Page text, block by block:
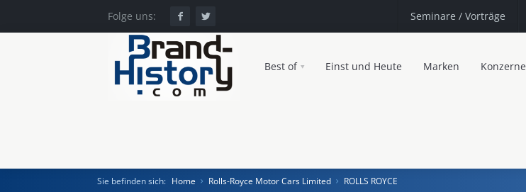
Folge uns: Seminare / Vorträge
Best of Einst und Heute Marken Konzerne
Sie befinden sich: Home Rolls-Royce Motor Cars Limited ROLLS ROYCE